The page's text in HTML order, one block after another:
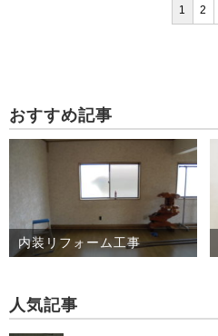
1 2
おすすめ記事
内装リフォーム工事
人気記事